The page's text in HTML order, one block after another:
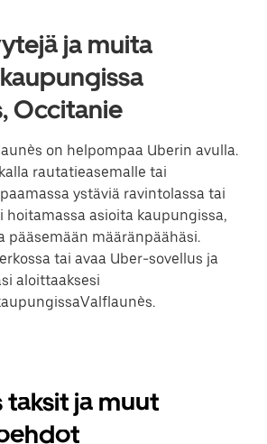
ja muita
Occitanie
on helpompaa Uberin avulla.
rautatieasemalle tai
ystäviä ravintolassa tai
asioita kaupungissa,
pääsemään määränpäähäsi.
tai avaa Uber-sovellus ja
aloittaaksesi
taksit ja muut